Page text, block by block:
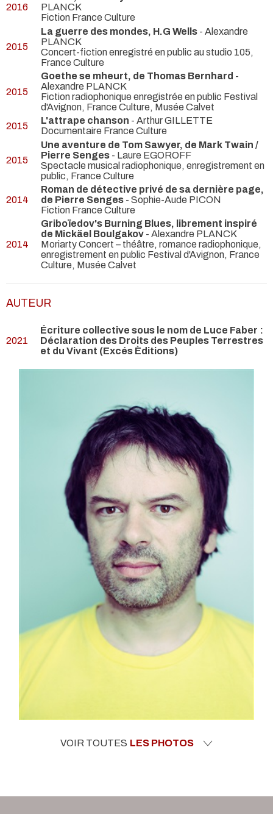
VOIR TOUTES LES PHOTOS
2016
PLANCK
Fiction France Culture
2015
La guerre des mondes, H.G Wells - Alexandre
PLANCK
Concert-fiction enregistré en public au studio 105,
France Culture
2015
Goethe se mheurt, de Thomas Bernhard -
Alexandre PLANCK
Fiction radiophonique enregistrée en public Festival
d'Avignon, France Culture, Musée Calvet
2015
L'attrape chanson - Arthur GILLETTE
Documentaire France Culture
2015
Une aventure de Tom Sawyer, de Mark Twain /
Pierre Senges - Laure EGOROFF
Spectacle musical radiophonique, enregistrement en
public, France Culture
2014
Roman de détective privé de sa dernière page,
de Pierre Senges - Sophie-Aude PICON
Fiction France Culture
2014
Griboïedov's Burning Blues, librement inspiré
de Mickäel Boulgakov - Alexandre PLANCK
Moriarty Concert – théâtre, romance radiophonique,
enregistrement en public Festival d'Avignon, France
Culture, Musée Calvet
AUTEUR
2021
Écriture collective sous le nom de Luce Faber :
Déclaration des Droits des Peuples Terrestres
et du Vivant (Excés Èditions)